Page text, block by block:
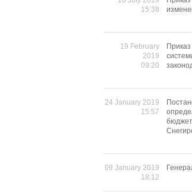
15:38
19 February
2019
09:20
24 January 2019
15:57
09 January 2019
18:12